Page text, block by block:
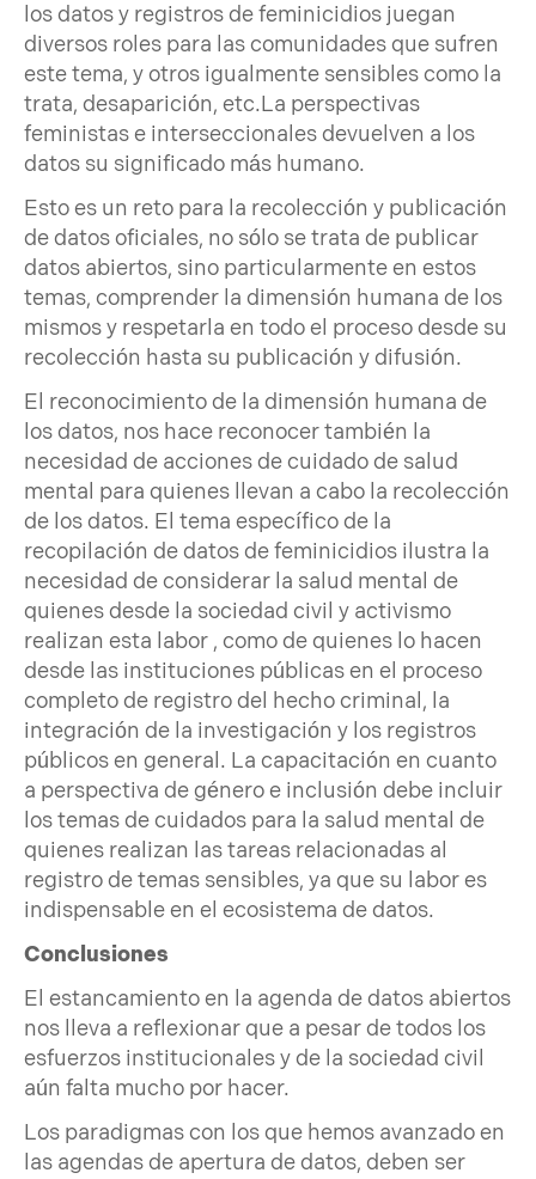
los datos y registros de feminicidios juegan
diversos roles para las comunidades que sufren
este tema, y otros igualmente sensibles como la
trata, desaparición, etc.La perspectivas
feministas e interseccionales devuelven a los
datos su significado más humano.
Esto es un reto para la recolección y publicación
de datos oficiales, no sólo se trata de publicar
datos abiertos, sino particularmente en estos
temas, comprender la dimensión humana de los
mismos y respetarla en todo el proceso desde su
recolección hasta su publicación y difusión.
El reconocimiento de la dimensión humana de
los datos, nos hace reconocer también la
necesidad de acciones de cuidado de salud
mental para quienes llevan a cabo la recolección
de los datos. El tema específico de la
recopilación de datos de feminicidios ilustra la
necesidad de considerar la salud mental de
quienes desde la sociedad civil y activismo
realizan esta labor , como de quienes lo hacen
desde las instituciones públicas en el proceso
completo de registro del hecho criminal, la
integración de la investigación y los registros
públicos en general. La capacitación en cuanto
a perspectiva de género e inclusión debe incluir
los temas de cuidados para la salud mental de
quienes realizan las tareas relacionadas al
registro de temas sensibles, ya que su labor es
indispensable en el ecosistema de datos.
Conclusiones
El estancamiento en la agenda de datos abiertos
nos lleva a reflexionar que a pesar de todos los
esfuerzos institucionales y de la sociedad civil
aún falta mucho por hacer.
Los paradigmas con los que hemos avanzado en
las agendas de apertura de datos, deben ser